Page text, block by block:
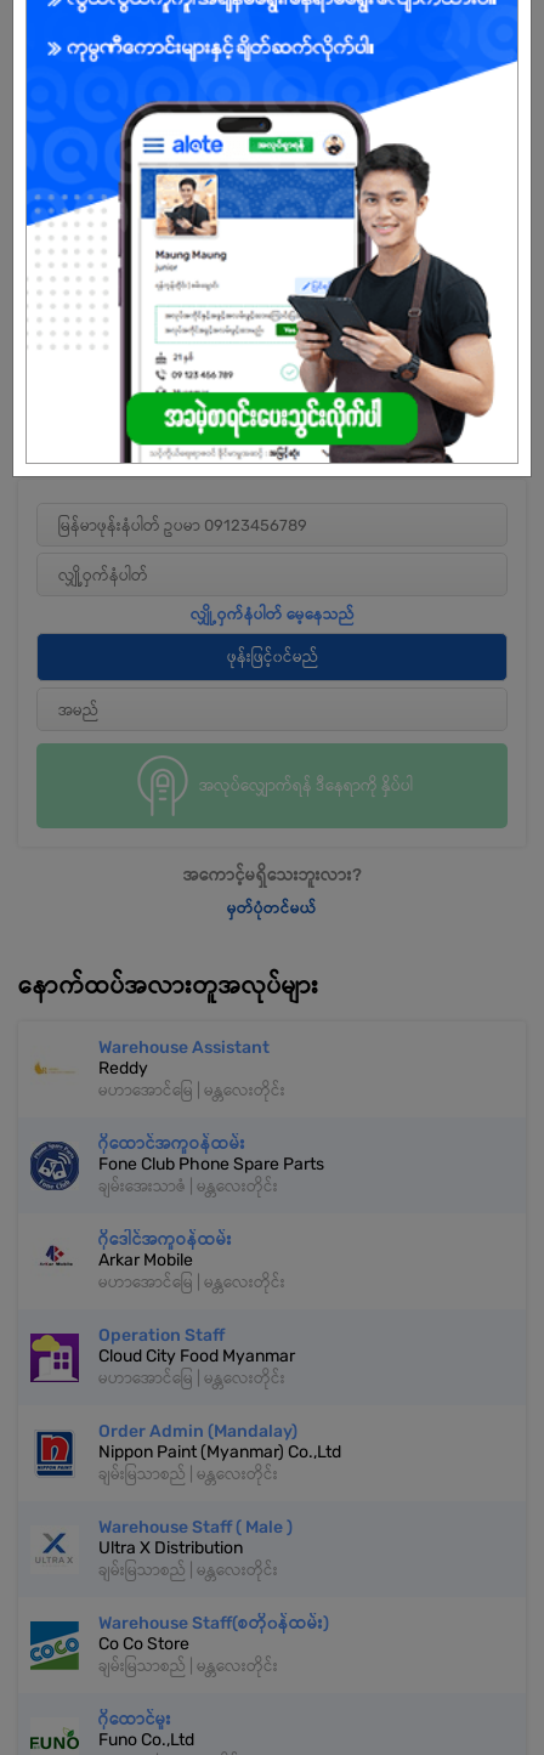
new AUNG TA GON Showroom has been established in 2019 at
58th street, Circular Road, Kon Tan Quarter, Mandalay which is
available all high quality branded Audio equipment. Today,
Showroom and shop (1) are opening.
The founder of AUNG TA GON is U THEIN THAUNG OO. He has
good audio knowledge, and skills so he can explain to customers
as well.
AUNG TA GON (Audio Center) founder U THEIN THAUNG OO found
ATK professional brand with his audio engineering knowledge in
the middle of 2017. He also visited audio factories to make high
quality Audio equipment for ATK Professional Audio. Currently, ATK
is made up of 30 people.
The product is used only for quality products from abroad and
staffs are appointed only by highly qualified, well-trained audio
Every year, ATK (Audio Center) donates to the orphanage and
where it is needed.
အလုပ်လျှောက်ရန် ဒီနေရာကို နှိပ်ပါ
အကောင့်မရှိသေးဘူးလား?
မှတ်ပုံတင်မယ်
နောက်ထပ်အလားတူအလုပ်များ
Warehouse Assistant
Reddy
မဟာအောင်မြေ | မန္တလေးတိုင်း
ဂိုထောင်အကူဝန်ထမ်း
Fone Club Phone Spare Parts
ချမ်းအေးသာဇံ | မန္တလေးတိုင်း
ဂို‌ဒေါင်အကူဝန်ထမ်း
Arkar Mobile
မဟာအောင်မြေ | မန္တလေးတိုင်း
Operation Staff
Cloud City Food Myanmar
မဟာအောင်မြေ | မန္တလေးတိုင်း
Order Admin (Mandalay)
Nippon Paint (Myanmar) Co.,Ltd
ချမ်းမြသာစည် | မန္တလေးတိုင်း
Warehouse Staff ( Male )
Ultra X Distribution
ချမ်းမြသာစည် | မန္တလေးတိုင်း
Warehouse Staff(စတို၀န်ထမ်း)
Co Co Store
ချမ်းမြသာစည် | မန္တလေးတိုင်း
ဂိုထောင်မှုး
Funo Co.,Ltd